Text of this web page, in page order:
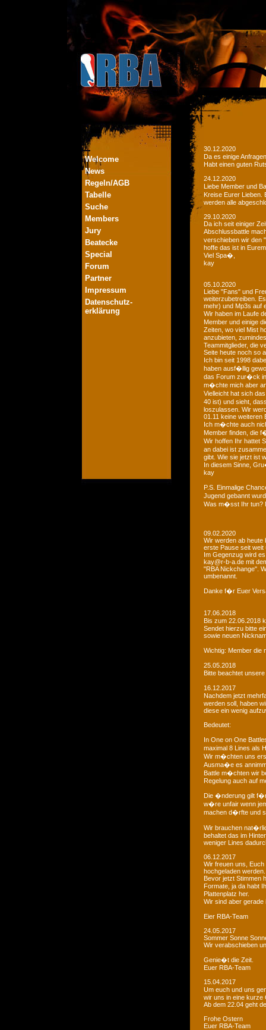
Welcome
News
Regeln/AGB
Tabelle
Suche
Members
Jury
Beatecke
Special
Forum
Partner
Impressum
Datenschutz-
erklärung
30.12.2020
Da es einige
Habt einen guten
24.12.2020
Liebe Member und
Kreise Eurer Lieben.
werden alle
29.10.2020
Da ich seit einiger
Abschlussbattle
verschieben wir den
hoffe das ist in
Viel Spa�,
kay
05.10.2020
Liebe "Fans" und
weiterzubetreiben.
mehr) und Mp3s auf
Wir haben im Laufe
Member und einige
Zeiten, wo viel Mist
anzubieten,
Teammitglieder, die
Seite heute noch so
Ich bin seit 1998
haben ausf�llig
das Forum zur�ck
m�chte mich aber
Vielleicht hat sich
40 ist) und sieht,
loszulassen. Wir
01.11 keine weiteren
Ich m�chte auch
Member finden, die
Wir hoffen Ihr hattet
an dabei ist
gibt. Wie sie jetzt ist
In diesem Sinne,
kay
P.S. Einmalige
Jugend gebannt
Was m�sst Ihr tun?
09.02.2020
Wir werden ab heute
erste Pause seit weit
Im Gegenzug wird
kay@r-b-a.de mit
"RBA Nickchange".
umbenannt.
Danke f�r Euer
17.06.2018
Bis zum 22.06.2018
Sendet hierzu bitte
sowie neuen
Wichtig: Member
25.05.2018
Bitte beachtet
16.12.2017
Nachdem jetzt
werden soll, haben
diese ein wenig
Bedeutet:
In One on One
maximal 8 Lines als
Wir m�chten uns
Ausma�e es
Battle m�chten wir
Regelung auch auf
Die �nderung gilt f�r
w�re unfair wenn
machen d�rfte und
Wir brauchen
behaltet das im
weniger Lines
06.12.2017
Wir freuen uns,
hochgeladen werden.
Bevor jetzt Stimmen
Formate, ja da habt
Plattenplatz her.
Wir sind aber
Eier RBA-Team
24.05.2017
Sommer Sonne
Wir verabschieben
Genie�t die Zeit.
Euer RBA-Team
15.04.2017
Um euch und uns
wir uns in eine kurze
Ab dem 22.04 geht
Frohe Ostern
Euer RBA-Team